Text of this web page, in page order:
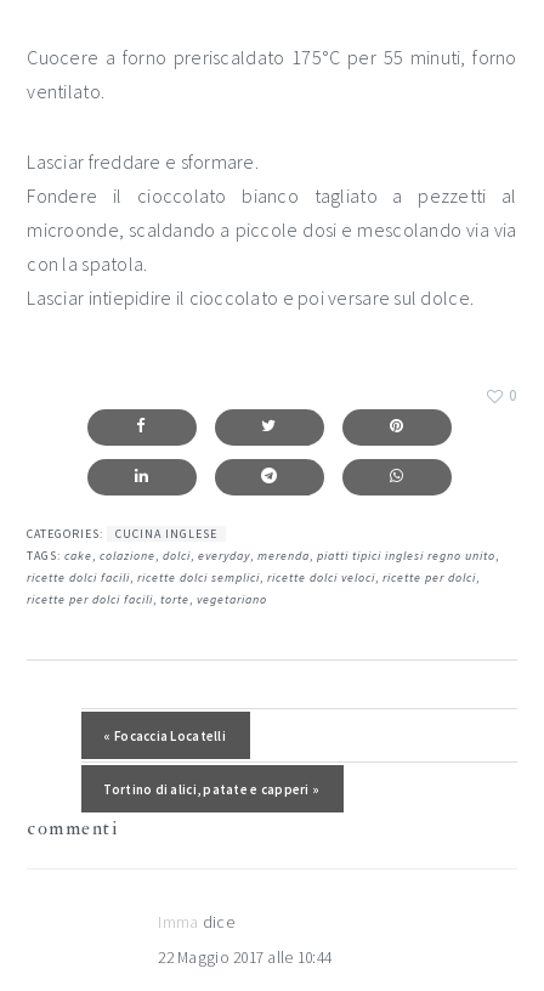
Cuocere a forno preriscaldato 175°C per 55 minuti, forno
ventilato.
Lasciar freddare e sformare.
Fondere il cioccolato bianco tagliato a pezzetti al
microonde, scaldando a piccole dosi e mescolando via via
con la spatola.
Lasciar intiepidire il cioccolato e poi versare sul dolce.
0
CATEGORIES:
CUCINA INGLESE
TAGS:cake,colazione,dolci,everyday,merenda,piatti tipici inglesi regno unito,
ricette dolci facili,ricette dolci semplici,ricette dolci veloci,ricette per dolci,
ricette per dolci facili,torte,vegetariano
Post precedente:
« Focaccia Locatelli
Post successivo:
Tortino di alici, patate e capperi »
lettore
commenti
Imma dice
22 Maggio 2017 alle 10:44